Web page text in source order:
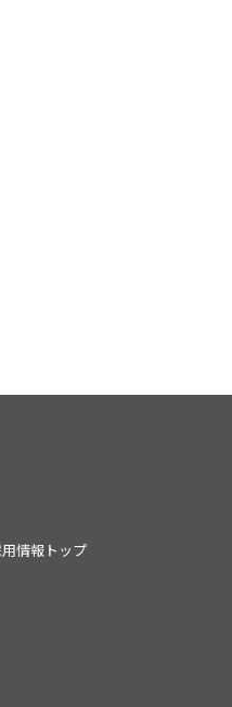
情報トップ